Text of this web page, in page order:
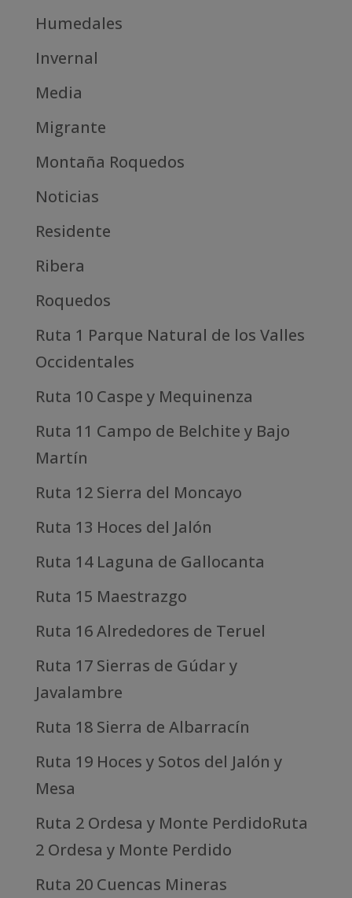
Humedales
Invernal
Media
Migrante
Montaña Roquedos
Noticias
Residente
Ribera
Roquedos
Ruta 1 Parque Natural de los Valles
Occidentales
Ruta 10 Caspe y Mequinenza
Ruta 11 Campo de Belchite y Bajo
Martín
Ruta 12 Sierra del Moncayo
Ruta 13 Hoces del Jalón
Ruta 14 Laguna de Gallocanta
Ruta 15 Maestrazgo
Ruta 16 Alrededores de Teruel
Ruta 17 Sierras de Gúdar y
Javalambre
Ruta 18 Sierra de Albarracín
Ruta 19 Hoces y Sotos del Jalón y
Mesa
Ruta 2 Ordesa y Monte PerdidoRuta
2 Ordesa y Monte Perdido
Ruta 20 Cuencas Mineras